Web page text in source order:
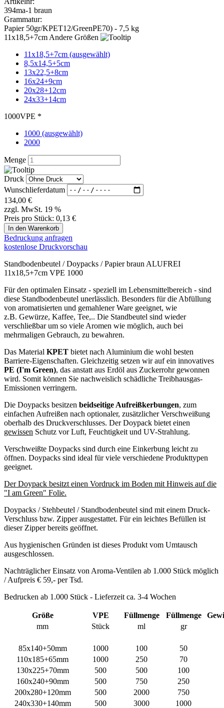
20x28+12cm
24x33+14cm
VPE *
1000 (ausgewählt)
2000
Menge
Druck
134,00€
zzgl. MwSt. 19 %
Preis pro Stück:0,13 €
Bedruckung anfragen
kostenlose Druckvorschau
Standbodenbeutel / Doypacks / Papier braun ALUFREI
11x18,5+7cm VPE 1000
Für den optimalen Einsatz - speziell im Lebensmittelbereich - sind
diese Standbodenbeutel unerlässlich. Besonders für die Abfüllung
von aromatisierten und gemahlener Ware geeignet, wie
z.B. Gewürze, Kaffee, Tee,.. Die Standbeutel sind wieder
verschließbar um so viele Aromen wie möglich, auch bei
Das MaterialKPETbietet nach Aluminium die wohl besten
PE (I'm Green), das anstatt aus Erdöl aus Zuckerrohr gewonnen
wird. Somit können Sie nachweislich schädliche Treibhausgas-
Emissionen verringern.
Die Doypacks besitzenbeidseitige Aufreißkerbungen, zum
einfachen Aufreißen nach optionaler, zusätzlicher Verschweißung
gewissenSchutz vor Luft, Feuchtigkeit und UV-Strahlung.
Verschweißte Doypacks sind durch eine Einkerbung leicht zu
öffnen. Doypacks sind ideal für viele verschiedene Produkttypen
geeignet.
Der Doypack besitzt einen Vordruck im Boden mit Hinweis auf die
"I am Green" Folie.
Doypacks / Stehbeutel / Standbodenbeutel sind mit einem Druck-
dieser Zipper bereits geöffnet.
Aus hygienischen Gründen ist dieses Produkt vom Umtausch
Nachträglicher Einsatz von Aroma-Ventilen ab 1.000 Stück möglich
Bedrucken ab 1.000 Stück - Lieferzeit ca. 3-4 Wochen
mm
Stück ml gr
85x140+50mm 1000 100
50
110x185+65mm
160x240+90mm
500 750
200x280+120mm
500 2000
750
240x330+140mm
500 3000 1000
Übersicht Standbodenbeutel
Papiertüten bedrucken